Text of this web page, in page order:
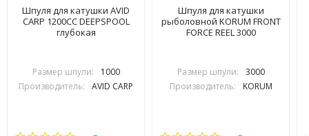
Шпуля для катушки AVID
CARP 1200СС DEEPSPOOL
глубокая
Размер шпули:
1000
Производитель:
AVID CARP
Шпуля для катушки
рыболовной KORUM FRONT
FORCE REEL 3000
Размер шпули:
3000
Производитель:
KORUM